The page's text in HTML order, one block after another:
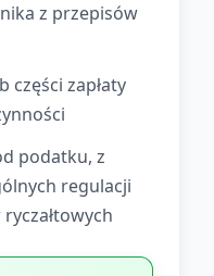
z przepisów
części zapłaty
podatku, z
regulacji